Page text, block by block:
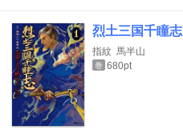
烈土三国千瞳志
指紋 馬半山
巻 680pt